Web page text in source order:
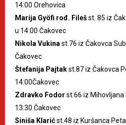
14:00 Orehovica
Marija Gyöfi rođ. Filešst. 85 iz
u 14:00 Čakovec
Nikola Vukina st.76 iz Čakovca
Čakovec
Štefanija Pajtakst.87 iz Čakovca
14:00Čakovec
Zdravko Fodor st.66 iz Mihovljana
13:30 Čakovec
Siniša Klarićst.48 iz Kuršanca